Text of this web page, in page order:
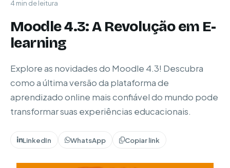
4 min de leitura
Moodle 4.3: A Revolução em E-
learning
Explore as novidades do Moodle 4.3! Descubra
como a última versão da plataforma de
aprendizado online mais confiável do mundo pode
transformar suas experiências educacionais.
LinkedIn WhatsApp Copiar link